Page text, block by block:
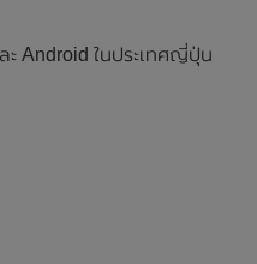
ะ Android ในประเทศญี่ปุ่น